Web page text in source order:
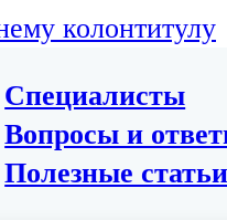
колонтитулу
Специалисты
Вопросы и
Полезные статьи